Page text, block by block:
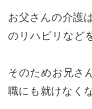
お父さんの介護
のリハビリなど
そのためお兄さ
職にも就けなく